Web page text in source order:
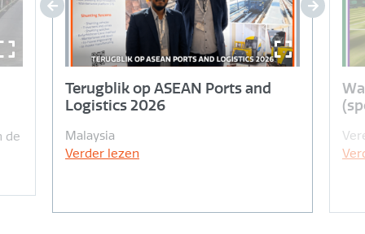
de
Terugblik op ASEAN Ports and
Logistics 2026
Malaysia
Verder lezen